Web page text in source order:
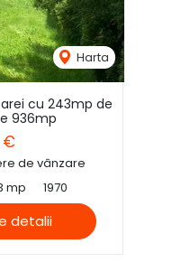
Harta
cu 243mp de
936mp
€
de vânzare
mp 1970
detalii